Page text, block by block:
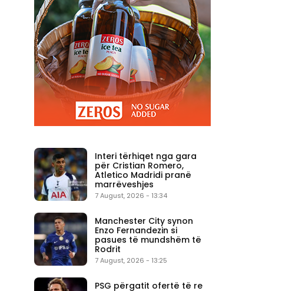
Interi tërhiqet nga gara
për Cristian Romero,
Atletico Madridi pranë
marrëveshjes
7 August, 2026 - 13:34
Manchester City synon
Enzo Fernandezin si
pasues të mundshëm të
Rodrit
7 August, 2026 - 13:25
PSG përgatit ofertë të re